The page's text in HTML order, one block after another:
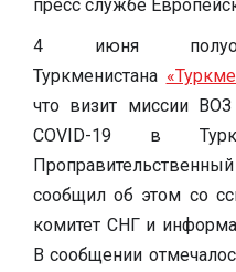
пресс службе
4 июня
Туркменистана
что визит миссии
COVID-19 в
сообщил об этом со
комитет СНГ и
В сообщении